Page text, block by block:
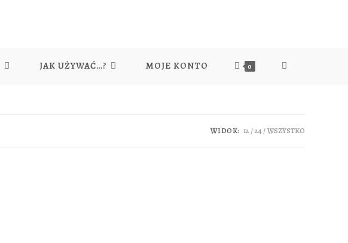
JAK UŻYWAĆ…? MOJE KONTO 0
WIDOK: 12 24 WSZYSTKO